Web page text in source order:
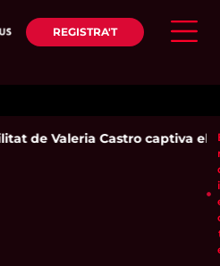
REGISTRA'T
de Valeria Castro captiva el